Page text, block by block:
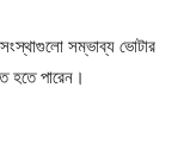
সম্ভাব্য ভোটার
হতে পারেন।